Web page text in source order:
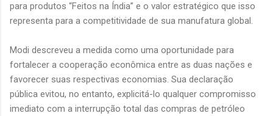
para produtos “Feitos na Índia” e o valor estratégico que isso
representa para a competitividade de sua manufatura global.
Modi descreveu a medida como uma oportunidade para
fortalecer a cooperação econômica entre as duas nações e
favorecer suas respectivas economias. Sua declaração
pública evitou, no entanto, explicitá-lo qualquer compromisso
imediato com a interrupção total das compras de petróleo